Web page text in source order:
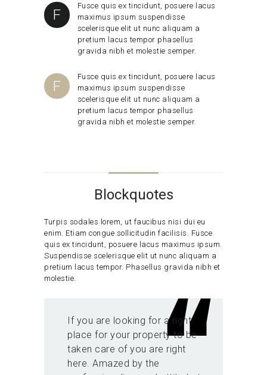
F
Fusce quis ex tincidunt, posuere lacus
maximus ipsum suspendisse
scelerisque elit ut nunc aliquam a
pretium lacus tempor phasellus
gravida nibh et molestie semper.
F
Fusce quis ex tincidunt, posuere lacus
maximus ipsum suspendisse
scelerisque elit ut nunc aliquam a
pretium lacus tempor phasellus
gravida nibh et molestie semper.
Blockquotes
Turpis sodales lorem, ut faucibus nisi dui eu
enim. Etiam congue sollicitudin facilisis. Fusce
quis ex tincidunt, posuere lacus maximus ipsum.
Suspendisse scelerisque elit ut nunc aliquam a
pretium lacus tempor. Phasellus gravida nibh et
molestie.
If you are looking for a right
place for your property to be
taken care of you are right
here. Amazed by the